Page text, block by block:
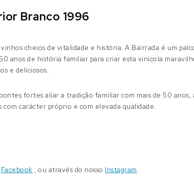
Branco 1996
cheios de vitalidade e história. A Bairrada é um
anos de história familiar para criar esta vinícola
e deliciosos.
fortes aliar a tradição familiar com mais de 50 anos,
carácter próprio e com elevada qualidade.
Facebook , ou através do nosso Instagram.